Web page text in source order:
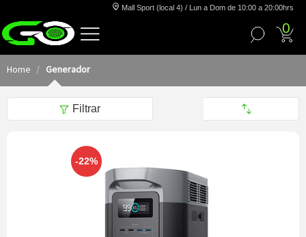
Mall Sport (local 4) / Lun a Dom de 10:00 a 20:00hrs
0
Home Generador
Filtrar
-22%